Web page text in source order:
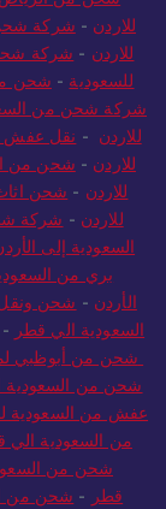
للاردن - شركة شحن
للاردن - شركة
للسعودية - شحن
شركة شحن من
للاردن - نقل عفش
للاردن - شحن من
للاردن - شحن
للاردن - شركة
السعودية إلى
بري من
الأردن - شحن
السعودية الي قطر -
شحن من أبوظبي
شحن من السعودية
عفش من السعودية
من السعودية الي
شحن من
قطر - شحن من